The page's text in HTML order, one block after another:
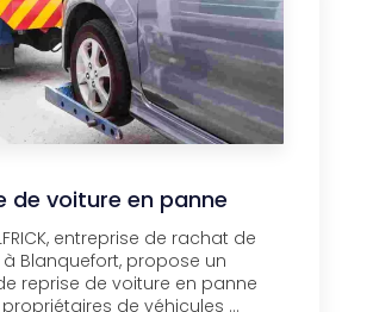
de voiture en panne
entreprise de rachat de
Blanquefort, propose un
reprise de voiture en panne
de véhicules ...